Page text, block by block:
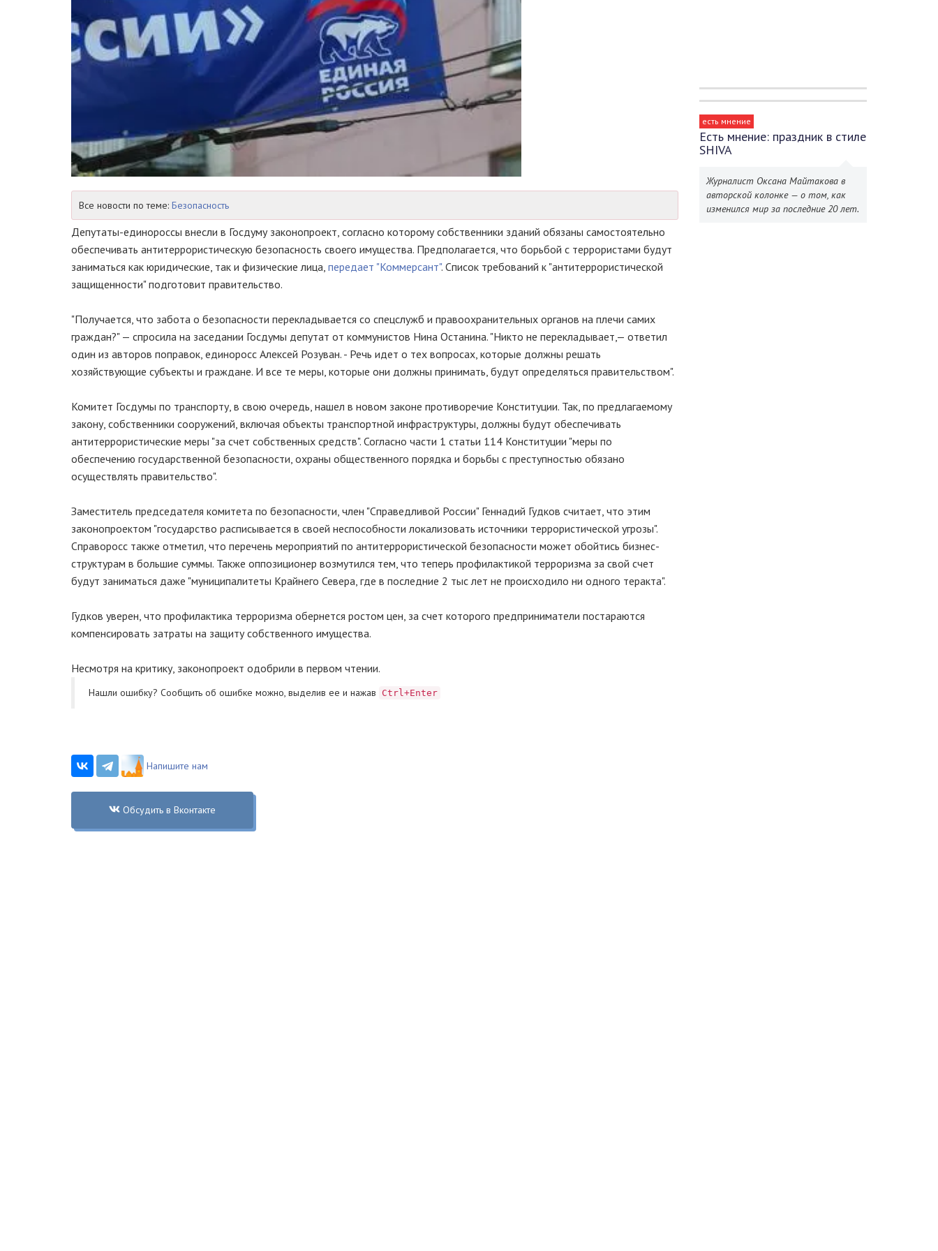
Все новости по теме: Безопасность
Депутаты-единороссы внесли в Госдуму законопроект, согласно которому собственники зданий обязаны самостоятельно
обеспечивать антитеррористическую безопасность своего имущества. Предполагается, что борьбой с террористами будут
заниматься как юридические, так и физические лица, передает "Коммерсант". Список требований к "антитеррористической
защищенности" подготовит правительство.
"Получается, что забота о безопасности перекладывается со спецслужб и правоохранительных органов на плечи самих
граждан?" — спросила на заседании Госдумы депутат от коммунистов Нина Останина. "Никто не перекладывает,— ответил
один из авторов поправок, единоросс Алексей Розуван. - Речь идет о тех вопросах, которые должны решать
хозяйствующие субъекты и граждане. И все те меры, которые они должны принимать, будут определяться правительством".
Комитет Госдумы по транспорту, в свою очередь, нашел в новом законе противоречие Конституции. Так, по предлагаемому
закону, собственники сооружений, включая объекты транспортной инфраструктуры, должны будут обеспечивать
антитеррористические меры "за счет собственных средств". Согласно части 1 статьи 114 Конституции "меры по
обеспечению государственной безопасности, охраны общественного порядка и борьбы с преступностью обязано
осуществлять правительство".
Заместитель председателя комитета по безопасности, член "Справедливой России" Геннадий Гудков считает, что этим
законопроектом "государство расписывается в своей неспособности локализовать источники террористической угрозы".
Справоросс также отметил, что перечень мероприятий по антитеррористической безопасности может обойтись бизнес-
структурам в большие суммы. Также оппозиционер возмутился тем, что теперь профилактикой терроризма за свой счет
будут заниматься даже "муниципалитеты Крайнего Севера, где в последние 2 тыс лет не происходило ни одного теракта".
Гудков уверен, что профилактика терроризма обернется ростом цен, за счет которого предприниматели постараются
компенсировать затраты на защиту собственного имущества.
Несмотря на критику, законопроект одобрили в первом чтении.
Нашли ошибку? Cообщить об ошибке можно, выделив ее и нажав Ctrl+Enter
Напишите нам
Обсудить в Вконтакте
есть мнение
Есть мнение: праздник в стиле
SHIVA
Журналист Оксана Майтакова в
авторской колонке — о том, как
изменился мир за последние 20 лет.